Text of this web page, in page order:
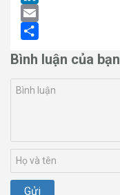
LinkedIn
Email
Bình luận của bạn